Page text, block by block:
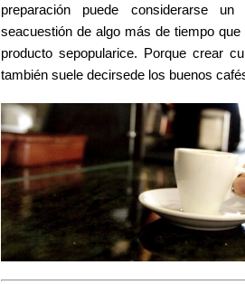
preparación puede considerarse
seacuestión de algo más de tiempo
producto sepopularice. Porque crear
también suele decirsede los buenos